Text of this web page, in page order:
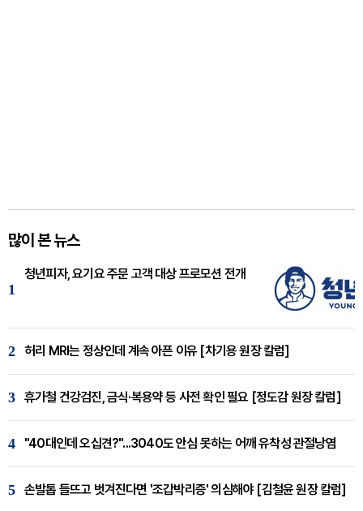
많이 본 뉴스
1
청년피자, 요기요 주문 고객 대상 프로모션 전개
2 허리 MRI는 정상인데 계속 아픈 이유 [차기용 원장 칼럼]
3 휴가철 건강검진, 금식·복용약 등 사전 확인 필요 [정도감 원장 칼럼]
4 "40대인데 오십견?"...3040도 안심 못하는 어깨 유착성 관절낭염
5 손발톱 들뜨고 벗겨진다면 '조갑박리증' 의심해야 [김철윤 원장 칼럼]